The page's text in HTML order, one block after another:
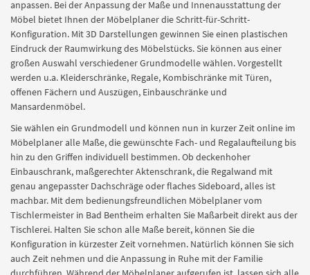
anpassen. Bei der Anpassung der Maße und Innenausstattung der
Möbel bietet Ihnen der Möbelplaner die Schritt-für-Schritt-
Konfiguration. Mit 3D Darstellungen gewinnen Sie einen plastischen
Eindruck der Raumwirkung des Möbelstücks. Sie können aus einer
großen Auswahl verschiedener Grundmodelle wählen. Vorgestellt
werden u.a. Kleiderschränke, Regale, Kombischränke mit Türen,
offenen Fächern und Auszügen, Einbauschränke und
Mansardenmöbel.
Sie wählen ein Grundmodell und können nun in kurzer Zeit online im
Möbelplaner alle Maße, die gewünschte Fach- und Regalaufteilung bis
hin zu den Griffen individuell bestimmen. Ob deckenhoher
Einbauschrank, maßgerechter Aktenschrank, die Regalwand mit
genau angepasster Dachschräge oder flaches Sideboard, alles ist
machbar. Mit dem bedienungsfreundlichen Möbelplaner vom
Tischlermeister in Bad Bentheim erhalten Sie Maßarbeit direkt aus der
Tischlerei. Halten Sie schon alle Maße bereit, können Sie die
Konfiguration in kürzester Zeit vornehmen. Natürlich können Sie sich
auch Zeit nehmen und die Anpassung in Ruhe mit der Familie